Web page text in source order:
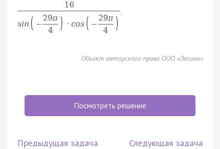
16
sin ( −
29π
4
) · cos ( −
29π
4
)
.
Объект авторского права ООО «Легион»
Посмотреть решение
Предыдущая задача Следующая задача